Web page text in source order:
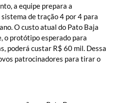
a equipe prepara a
de tração 4 por 4 para
O custo atual do Pato Baja
o protótipo esperado para
poderá custar R$ 60 mil. Dessa
patrocinadores para tirar o